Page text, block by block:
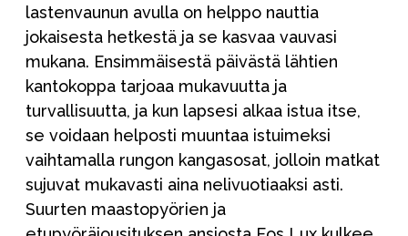
lastenvaunun avulla on helppo nauttia
jokaisesta hetkestä ja se kasvaa vauvasi
mukana. Ensimmäisestä päivästä lähtien
kantokoppa tarjoaa mukavuutta ja
turvallisuutta, ja kun lapsesi alkaa istua itse,
se voidaan helposti muuntaa istuimeksi
vaihtamalla rungon kangasosat, jolloin matkat
sujuvat mukavasti aina nelivuotiaaksi asti.
Suurten maastopyörien ja